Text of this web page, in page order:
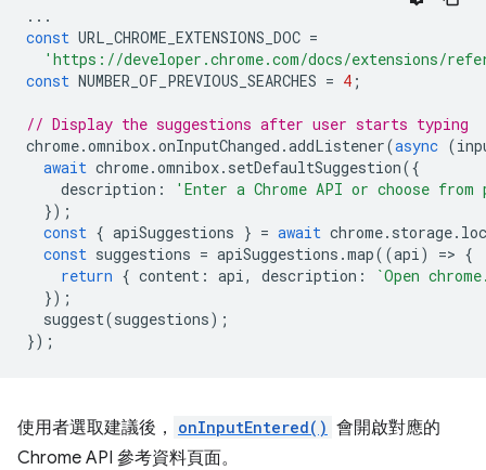
...
const URL_CHROME_EXTENSIONS_DOC =
'https://developer.chrome.com/docs/extensions/
const NUMBER_OF_PREVIOUS_SEARCHES = 4 ;
// Display the suggestions after user starts typing
chrome.omnibox.onInputChanged .addListener(async (
await chrome.omnibox. setDefaultSuggestion({
description :
'Enter a Chrome API or choose from
});
const { apiSuggestions } = await chrome. storage.
const suggestions = apiSuggestions .map((api) => {
return { content : api, description :
`Open
});
suggest(suggestions);
});
使用者選取建議後， onInputEntered() 會開啟對應的
Chrome API 參考資料頁面。